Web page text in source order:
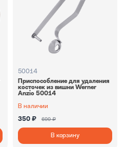
50014
Приспособление для удаления
косточек из вишни Werner
Anzio 50014
В наличии
350 ₽ 699 ₽
В корзину